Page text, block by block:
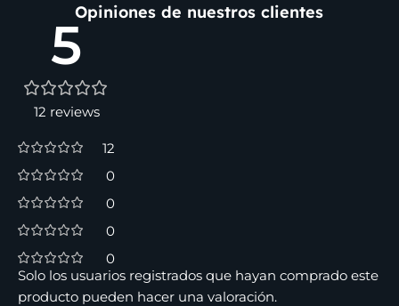
Opiniones de nuestros clientes
5
12 reviews
12
0
0
0
0
Solo los usuarios registrados que hayan comprado este
producto pueden hacer una valoración.